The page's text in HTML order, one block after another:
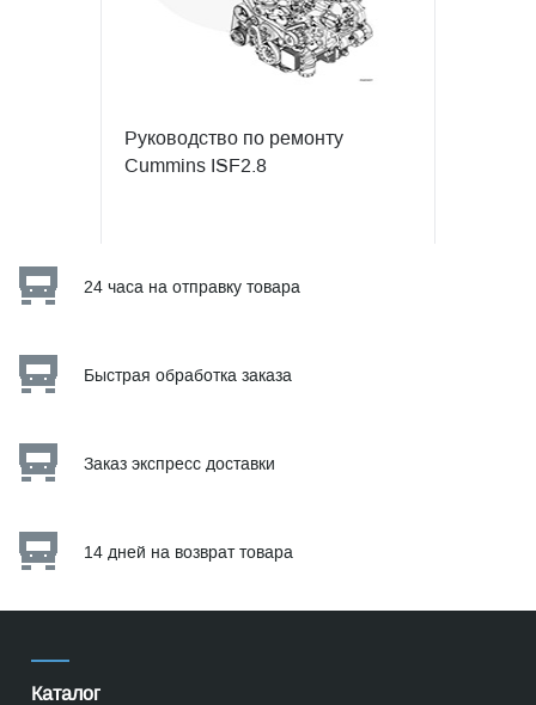
Руководство по ремонту
Cummins ISF2.8
24 часа на отправку товара
Быстрая обработка заказа
Заказ экспресс доставки
14 дней на возврат товара
Каталог